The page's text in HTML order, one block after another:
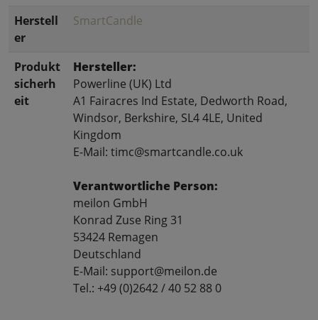
Herstell
er
SmartCandle
Produkt
sicherh
eit
Hersteller:
Powerline (UK) Ltd
A1 Fairacres Ind Estate, Dedworth Road,
Windsor, Berkshire, SL4 4LE, United
Kingdom
E-Mail: timc@smartcandle.co.uk
Verantwortliche Person:
meilon GmbH
Konrad Zuse Ring 31
53424 Remagen
Deutschland
E-Mail: support@meilon.de
Tel.: +49 (0)2642 / 40 52 88 0